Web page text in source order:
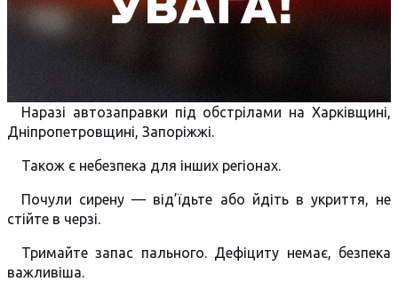
Наразі автозаправки під обстрілами на Харківщині,
Дніпропетровщині, Запоріжжі.
Також є небезпека для інших регіонах.
Почули сирену — від’їдьте або йдіть в укриття, не
стійте в черзі.
Тримайте запас пального. Дефіциту немає, безпека
важливіша.